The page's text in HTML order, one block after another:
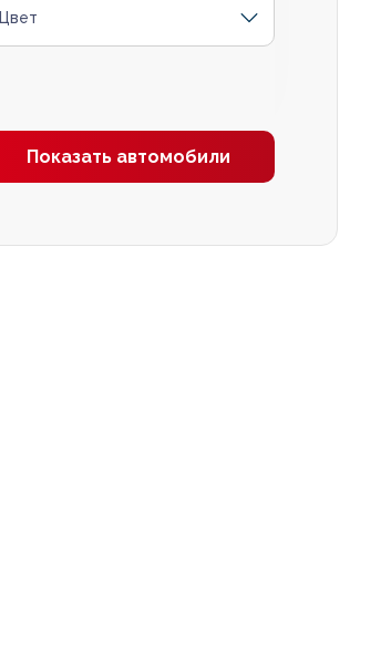
Цвет
Показать автомобили